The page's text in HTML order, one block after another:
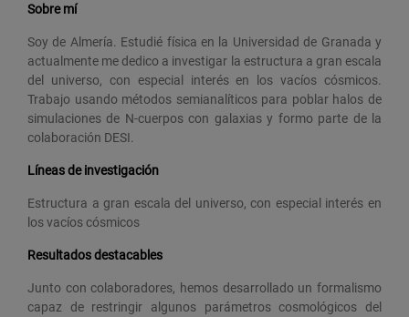
Sobre mí
Soy de Almería. Estudié física en la Universidad de Granada y
actualmente me dedico a investigar la estructura a gran escala
del universo, con especial interés en los vacíos cósmicos.
Trabajo usando métodos semianalíticos para poblar halos de
simulaciones de N-cuerpos con galaxias y formo parte de la
colaboración DESI.
Líneas de investigación
Estructura a gran escala del universo, con especial interés en
los vacíos cósmicos
Resultados destacables
Junto con colaboradores, hemos desarrollado un formalismo
capaz de restringir algunos parámetros cosmológicos del